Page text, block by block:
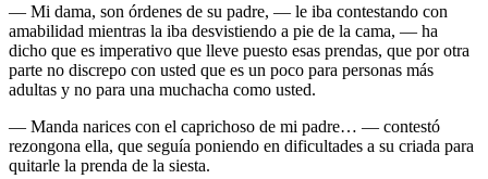
— Mi dama, son órdenes de su padre, — le iba contestando con
amabilidad mientras la iba desvistiendo a pie de la cama, — ha
dicho que es imperativo que lleve puesto esas prendas, que por otra
parte no discrepo con usted que es un poco para personas más
adultas y no para una muchacha como usted.
— Manda narices con el caprichoso de mi padre… — contestó
rezongona ella, que seguía poniendo en dificultades a su criada para
quitarle la prenda de la siesta.